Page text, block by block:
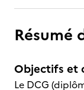
Résumé
Objectifs et
Le DCG